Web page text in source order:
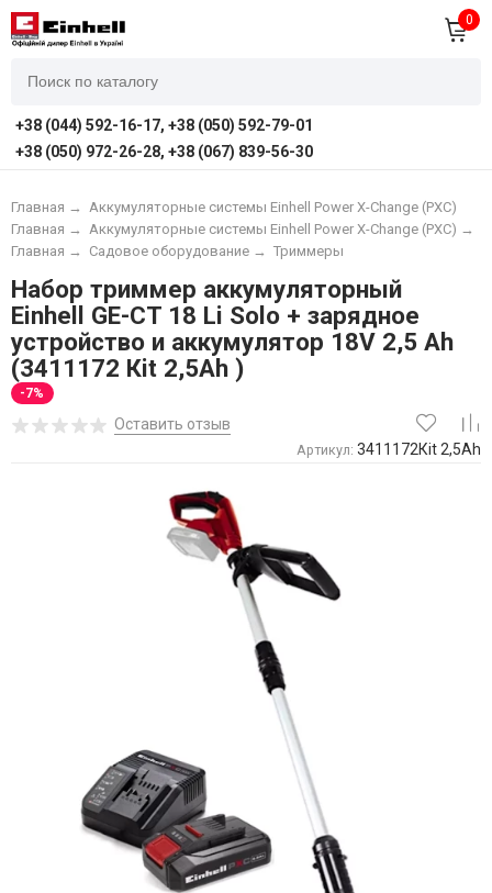
0
+38 (044) 592-16-17, +38 (050) 592-79-01
+38 (050) 972-26-28, +38 (067) 839-56-30
Главная →
Аккумуляторные системы Einhell Power X-Change (PXC)
Аккумуляторные системы Einhell Power X-Change (PXC) →
Главная →
Триммеры
Садовое оборудование →
Главная →
Набор триммер аккумуляторный
Einhell GE-CT 18 Li Solo + зарядное
устройство и аккумулятор 18V 2,5 Ah
(3411172 Кit 2,5Ah )
-7%
Оставить отзыв
Артикул: 3411172Кit 2,5Ah